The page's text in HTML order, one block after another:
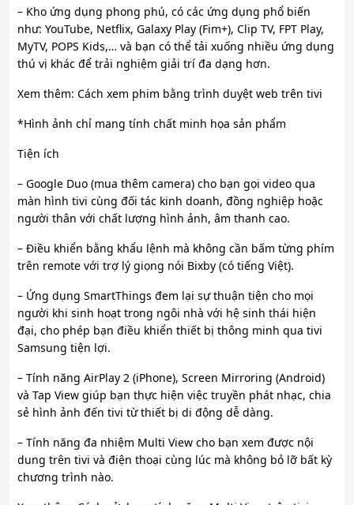
– Kho ứng dụng phong phú, có các ứng dụng phổ biến
như: YouTube, Netflix, Galaxy Play (Fim+), Clip TV, FPT Play,
MyTV, POPS Kids,… và bạn có thể tải xuống nhiều ứng dụng
thú vị khác để trải nghiệm giải trí đa dạng hơn.
Xem thêm: Cách xem phim bằng trình duyệt web trên tivi
*Hình ảnh chỉ mang tính chất minh họa sản phẩm
Tiện ích
– Google Duo (mua thêm camera) cho bạn gọi video qua
màn hình tivi cùng đối tác kinh doanh, đồng nghiệp hoặc
người thân với chất lượng hình ảnh, âm thanh cao.
– Điều khiển bằng khẩu lệnh mà không cần bấm từng phím
trên remote với trợ lý giọng nói Bixby (có tiếng Việt).
– Ứng dụng SmartThings đem lại sự thuận tiện cho mọi
người khi sinh hoạt trong ngôi nhà với hệ sinh thái hiện
đại, cho phép bạn điều khiển thiết bị thông minh qua tivi
Samsung tiện lợi.
– Tính năng AirPlay 2 (iPhone), Screen Mirroring (Android)
và Tap View giúp bạn thực hiện việc truyền phát nhạc, chia
sẻ hình ảnh đến tivi từ thiết bị di động dễ dàng.
– Tính năng đa nhiệm Multi View cho bạn xem được nội
dung trên tivi và điện thoại cùng lúc mà không bỏ lỡ bất kỳ
chương trình nào.